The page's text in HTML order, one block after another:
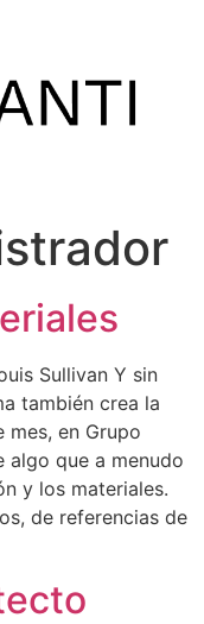
Sullivan Y sin
también crea la
mes, en Grupo
algo que a menudo
y los materiales.
de referencias de